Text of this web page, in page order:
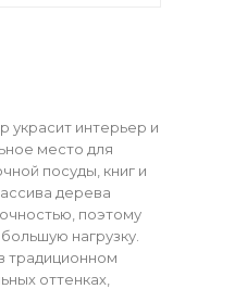
интерьер и
место для
посуды, книг и
дерева
поэтому
нагрузку.
традиционном
оттенках,